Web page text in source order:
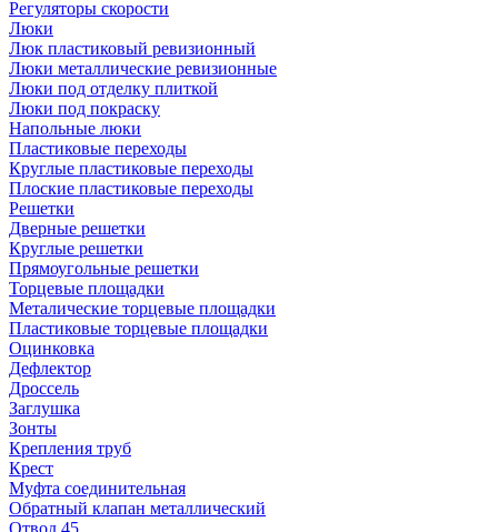
Регуляторы скорости
Люки
Люк пластиковый ревизионный
Люки металлические ревизионные
Люки под отделку плиткой
Люки под покраску
Напольные люки
Пластиковые переходы
Круглые пластиковые переходы
Плоские пластиковые переходы
Решетки
Дверные решетки
Круглые решетки
Прямоугольные решетки
Торцевые площадки
Металические торцевые площадки
Пластиковые торцевые площадки
Оцинковка
Дефлектор
Дроссель
Заглушка
Зонты
Крепления труб
Крест
Муфта соединительная
Обратный клапан металлический
Отвод 45